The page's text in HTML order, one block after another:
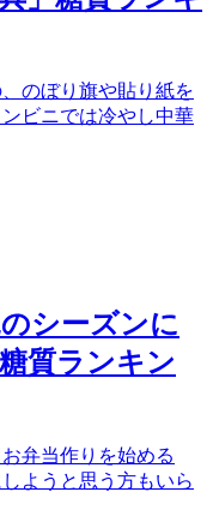
のぼり旗や貼り紙を
ビニでは冷やし中華
シーズンに
質ランキン
弁当作りを始める
ようと思う方もいら